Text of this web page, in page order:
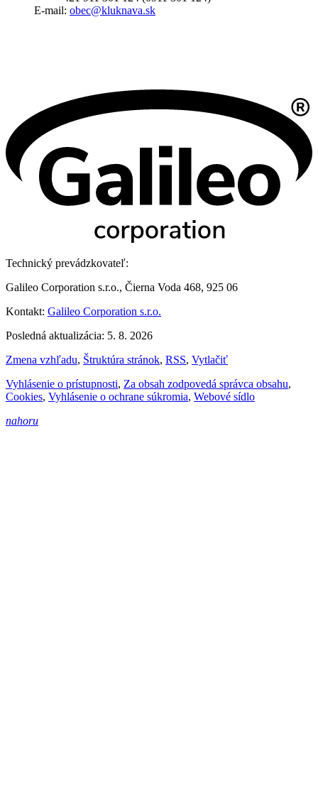
E-mail: obec@kluknava.sk
Technický prevádzkovateľ:
Galileo Corporation s.r.o., Čierna Voda 468, 925 06
Kontakt: Galileo Corporation s.r.o.
Posledná aktualizácia: 5. 8. 2026
Zmena vzhľadu, Štruktúra stránok, RSS, Vytlačiť
Vyhlásenie o prístupnosti, Za obsah zodpovedá správca obsahu,
Cookies, Vyhlásenie o ochrane súkromia, Webové sídlo
nahoru